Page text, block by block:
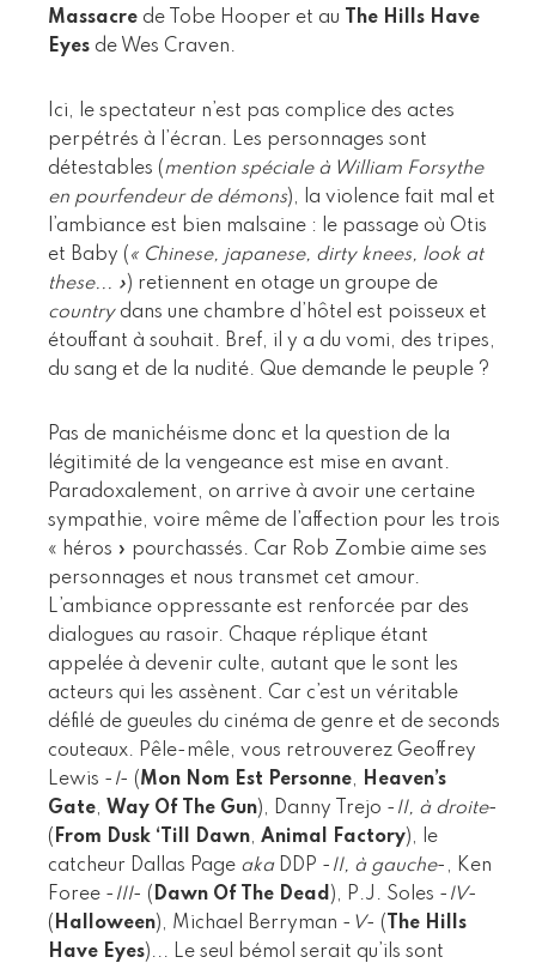
Massacre de Tobe Hooper et au
The Hills Have
Eyes de Wes Craven.
Ici, le spectateur n’est pas complice des actes
perpétrés à l’écran. Les personnages sont
détestables (mention spéciale à William Forsythe
en pourfendeur de démons), la violence fait mal et
l’ambiance est bien malsaine : le passage où Otis
et Baby ( « Chinese, japanese, dirty knees, look at
these... ») retiennent en otage un groupe de
countrydans une chambre d’hôtel est poisseux et
étouffant à souhait. Bref, il y a du vomi, des tripes,
du sang et de la nudité. Que demande le peuple ?
Pas de manichéisme donc et la question de la
légitimité de la vengeance est mise en avant.
Paradoxalement, on arrive à avoir une certaine
sympathie, voire même de l’affection pour les trois
« héros » pourchassés. Car Rob Zombie aime ses
personnages et nous transmet cet amour.
L’ambiance oppressante est renforcée par des
dialogues au rasoir. Chaque réplique étant
appelée à devenir culte, autant que le sont les
acteurs qui les assènent. Car c’est un véritable
défilé de gueules du cinéma de genre et de seconds
couteaux. Pêle-mêle, vous retrouverez Geoffrey
Lewis - I- (Mon Nom Est Personne,
Heaven’s
Gate, Way Of The Gun), Danny Trejo - II, à droite-
( From Dusk ‘Till Dawn, Animal Factory), le
catcheur Dallas Page akaDDP - II, à gauche-, Ken
Foree - III- ( Dawn Of The Dead ), P.J. Soles - IV-
( Halloween), Michael Berryman - V- (
The Hills
Have Eyes)... Le seul bémol serait qu’ils sont